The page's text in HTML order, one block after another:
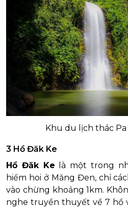
Khu du lịch thác
3 Hồ Đăk Ke
Hồ Đăk Ke là một trong
hiếm hoi ở Măng Đen, chỉ
vào chừng khoảng 1km.
nghe truyền thuyết về 7 hồ